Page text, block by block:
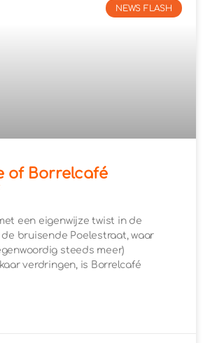
NEWS FLASH
of Borrelcafé
een eigenwijze twist in de
bruisende Poelestraat, waar
steeds meer)
verdringen, is Borrelcafé